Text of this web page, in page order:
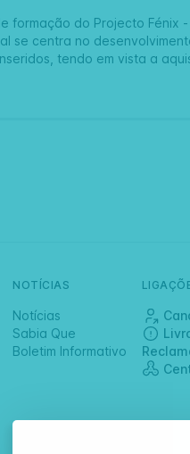
formação do Projecto Fénix
se centra no
tendo em vista a
NOTÍCIAS
Notícias
Sabia Que
Boletim Informativo